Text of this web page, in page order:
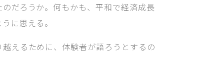
だろうか。何もかも、平和で経済成長
に思える。
えるために、体験者が語ろうとするの